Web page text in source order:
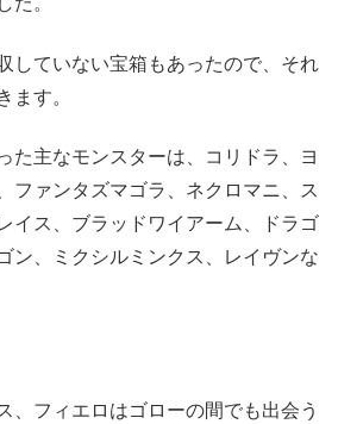
していない宝箱もあったので、それ
ます。
た主なモンスターは、コリドラ、ヨ
ファンタズマゴラ、ネクロマニ、ス
イス、ブラッドワイアーム、ドラゴ
ン、ミクシルミンクス、レイヴンな
、フィエロはゴローの間でも出会う